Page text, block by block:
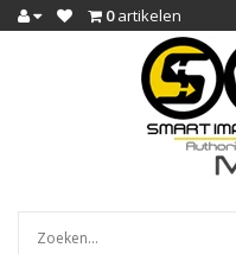
0artikelen